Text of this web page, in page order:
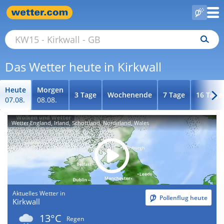
Das Wetter heute in Kirkwall
Heute
07.08.
Morgen
08.08.
3 Tage Wochenende 7 Tage 16 Tage
Wetter England, Irland, Schottland, Nordirland, Wales
Aktuelles Wetter in
Kirkwall Pollenflug heute
13°C
Regen